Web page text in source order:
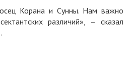
Корана и Сунны. Нам важно
различий», – сказал